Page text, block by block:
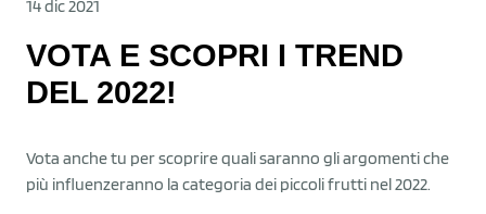
14 dic 2021
VOTA E SCOPRI I TREND
DEL 2022!
Vota anche tu per scoprire quali saranno gli argomenti che
più influenzeranno la categoria dei piccoli frutti nel 2022.